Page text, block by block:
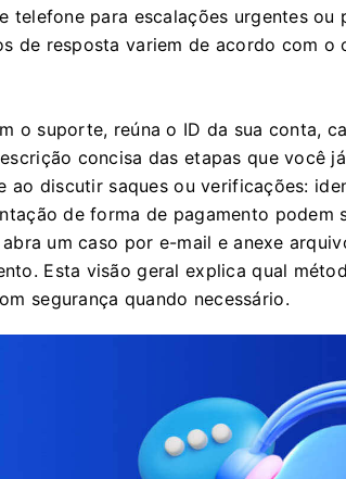
telefone para escalações urgentes ou
de resposta variem de acordo com o
o suporte, reúna o ID da sua conta,
concisa das etapas que você
ao discutir saques ou verificações:
de forma de pagamento podem
um caso por e-mail e anexe
Esta visão geral explica qual
segurança quando necessário.